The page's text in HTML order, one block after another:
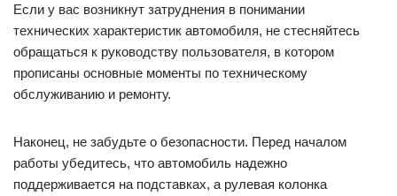
Если у вас возникнут затруднения в понимании
технических характеристик автомобиля, не стесняйтесь
обращаться к руководству пользователя, в котором
прописаны основные моменты по техническому
обслуживанию и ремонту.
Наконец, не забудьте о безопасности. Перед началом
работы убедитесь, что автомобиль надежно
поддерживается на подставках, а рулевая колонка